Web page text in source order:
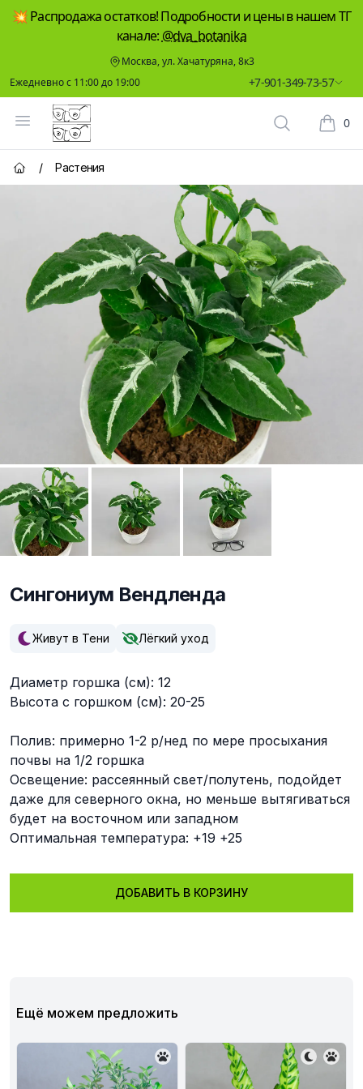
💥 Распродажа остатков! Подробности и цены в нашем ТГ
канале: @dva_botanika
Москва, ул. Хачатуряна, 8к3
Ежедневно с 11:00 до 19:00
+7-901-349-73-57
Открыть меню
Два Ботаника
Поиск
0
Главная страница
/ Растения
Сингониум Вендленда
Описание
Живут в Тени Лёгкий уход
Диаметр горшка (см): 12
Высота с горшком (см): 20-25
Полив: примерно 1-2 р/нед по мере просыхания
почвы на 1/2 горшка
Освещение: рассеянный свет/полутень, подойдет
даже для северного окна, но меньше вытягиваться
будет на восточном или западном
Оптимальная температура: +19 +25
ДОБАВИТЬ В КОРЗИНУ
Ещё можем предложить